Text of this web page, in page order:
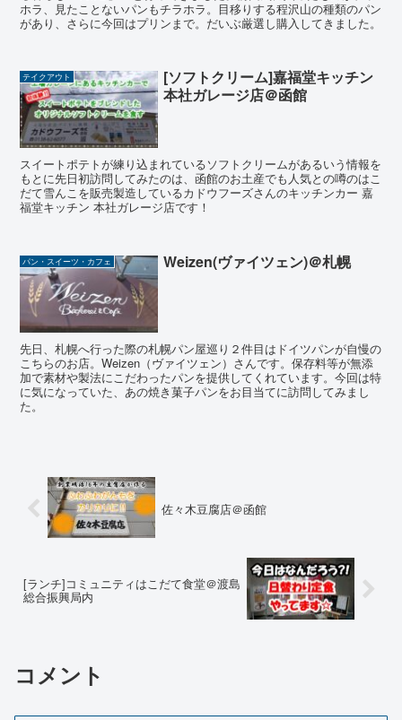
ホラ、見たことないパンもチラホラ。目移りする程沢山の種類のパン
があり、さらに今回はプリンまで。だいぶ厳選し購入してきました。
テイクアウト
[ソフトクリーム]嘉福堂キッチン
本社ガレージ店＠函館
スイートポテトが練り込まれているソフトクリームがあるいう情報を
もとに先日初訪問してみたのは、函館のお土産でも人気との噂のはこ
だて雪んこを販売製造しているカドウフーズさんのキッチンカー 嘉
福堂キッチン 本社ガレージ店です！
パン・スイーツ・カフェ Weizen(ヴァイツェン)＠札幌
先日、札幌へ行った際の札幌パン屋巡り２件目はドイツパンが自慢の
こちらのお店。Weizen（ヴァイツェン）さんです。保存料等が無添
加で素材や製法にこだわったパンを提供してくれています。今回は特
に気になっていた、あの焼き菓子パンをお目当てに訪問してみまし
た。
佐々木豆腐店＠函館
[ランチ]コミュニティはこだて食堂＠渡島
総合振興局内
コメント